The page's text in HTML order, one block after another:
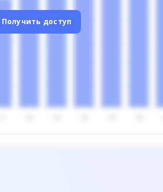
Получить доступ